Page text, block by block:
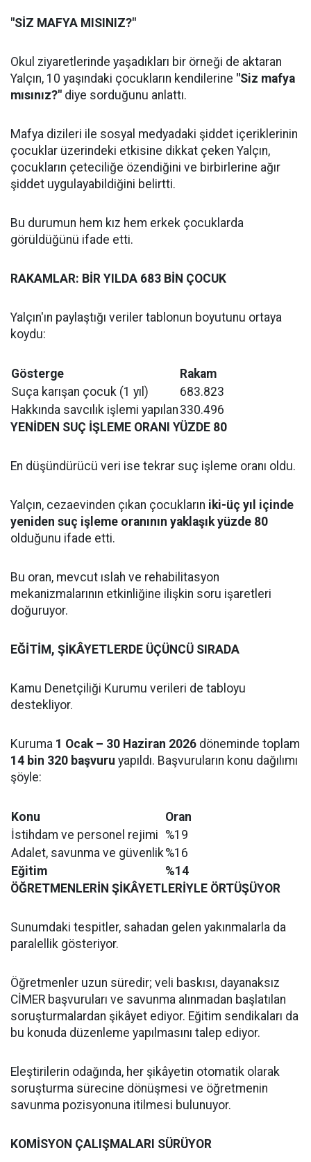
"SİZ MAFYA MISINIZ?"
Okul ziyaretlerinde yaşadıkları bir örneği de aktaran
Yalçın, 10 yaşındaki çocukların kendilerine "Siz mafya
mısınız?" diye sorduğunu anlattı.
Mafya dizileri ile sosyal medyadaki şiddet içeriklerinin
çocuklar üzerindeki etkisine dikkat çeken Yalçın,
çocukların çeteciliğe özendiğini ve birbirlerine ağır
şiddet uygulayabildiğini belirtti.
Bu durumun hem kız hem erkek çocuklarda
görüldüğünü ifade etti.
RAKAMLAR: BİR YILDA 683 BİN ÇOCUK
Yalçın'ın paylaştığı veriler tablonun boyutunu ortaya
koydu:
Gösterge
Rakam
Suça karışan çocuk (1 yıl)
683.823
Hakkında savcılık işlemi yapılan 330.496
YENİDEN SUÇ İŞLEME ORANI YÜZDE 80
En düşündürücü veri ise tekrar suç işleme oranı oldu.
Yalçın, cezaevinden çıkan çocukların iki-üç yıl içinde
yeniden suç işleme oranının yaklaşık yüzde 80
olduğunu ifade etti.
Bu oran, mevcut ıslah ve rehabilitasyon
mekanizmalarının etkinliğine ilişkin soru işaretleri
doğuruyor.
EĞİTİM, ŞİKÂYETLERDE ÜÇÜNCÜ SIRADA
Kamu Denetçiliği Kurumu verileri de tabloyu
destekliyor.
Kuruma 1 Ocak – 30 Haziran 2026 döneminde toplam
14 bin 320 başvuru yapıldı. Başvuruların konu dağılımı
şöyle:
Konu
Oran
İstihdam ve personel rejimi %19
Adalet, savunma ve güvenlik%16
Eğitim
%14
ÖĞRETMENLERİN ŞİKÂYETLERİYLE ÖRTÜŞÜYOR
Sunumdaki tespitler, sahadan gelen yakınmalarla da
paralellik gösteriyor.
Öğretmenler uzun süredir; veli baskısı, dayanaksız
CİMER başvuruları ve savunma alınmadan başlatılan
soruşturmalardan şikâyet ediyor. Eğitim sendikaları da
bu konuda düzenleme yapılmasını talep ediyor.
Eleştirilerin odağında, her şikâyetin otomatik olarak
soruşturma sürecine dönüşmesi ve öğretmenin
savunma pozisyonuna itilmesi bulunuyor.
KOMİSYON ÇALIŞMALARI SÜRÜYOR